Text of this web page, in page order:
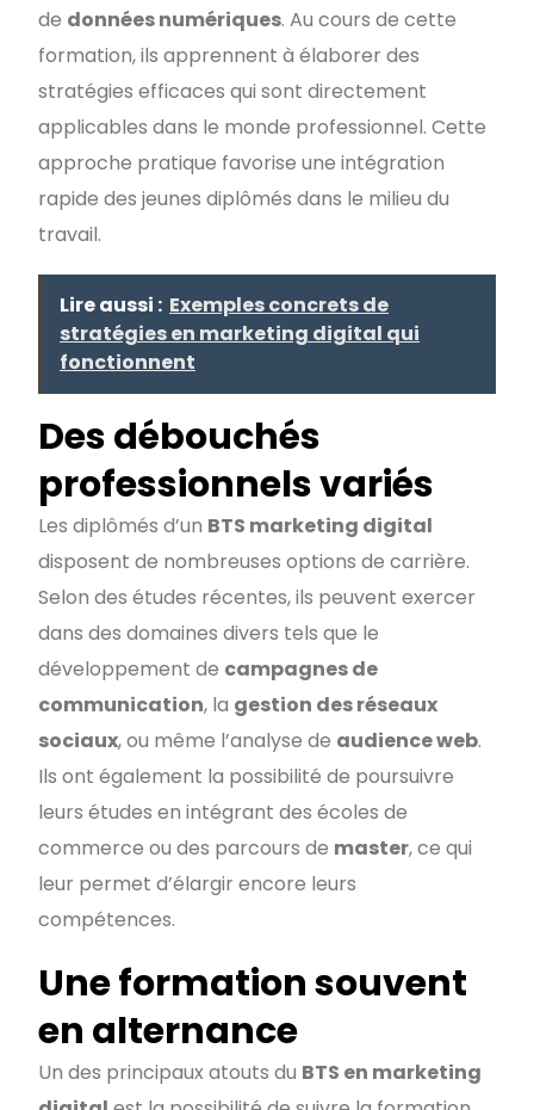
de données numériques. Au cours de cette
formation, ils apprennent à élaborer des
stratégies efficaces qui sont directement
applicables dans le monde professionnel. Cette
approche pratique favorise une intégration
rapide des jeunes diplômés dans le milieu du
travail.
Lire aussi : Exemples concrets de
stratégies en marketing digital qui
fonctionnent
Des débouchés
professionnels variés
Les diplômés d’un BTS marketing digital
disposent de nombreuses options de carrière.
Selon des études récentes, ils peuvent exercer
dans des domaines divers tels que le
développement de campagnes de
communication, la gestion des réseaux
sociaux, ou même l’analyse de audience web.
Ils ont également la possibilité de poursuivre
leurs études en intégrant des écoles de
commerce ou des parcours de master, ce qui
leur permet d’élargir encore leurs
compétences.
Une formation souvent
en alternance
Un des principaux atouts du BTS en marketing